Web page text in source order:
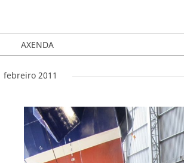
AXENDA
febreiro 2011